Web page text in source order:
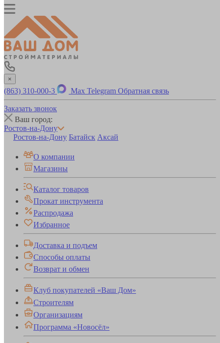
×
(863) 310-000-3 Max Telegram Обратная связь
Заказать звонок
Ваш город:
Ростов-на-Дону
Ростов-на-Дону Батайск Аксай
О компании
Магазины
Каталог товаров
Прокат инструмента
Распродажа
Избранное
Доставка и подъем
Способы оплаты
Возврат и обмен
Клуб покупателей «Ваш Дом»
Строителям
Организациям
Программа «Новосёл»